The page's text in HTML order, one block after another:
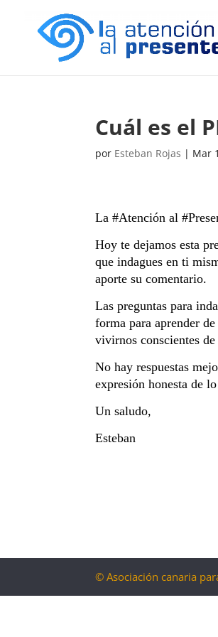
Cuál es el
por Esteban Rojas | Mar
La #Atención al
Hoy te dejamos esta
que indagues en ti
aporte su comentario.
Las preguntas para
forma para aprender
vivirnos conscientes
No hay respuestas
expresión honesta de
Un saludo,
Esteban
© Asociación canaria